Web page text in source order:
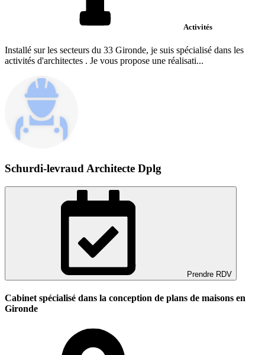
Activités
Installé sur les secteurs du 33 Gironde, je suis spécialisé dans les
activités d'architectes . Je vous propose une réalisati...
Schurdi-levraud Architecte Dplg
Prendre RDV
Cabinet spécialisé dans la conception de plans de maisons en
Gironde